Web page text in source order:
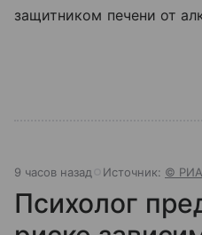
защитником печени от
9 часов назад Источник: © РИА
Психолог